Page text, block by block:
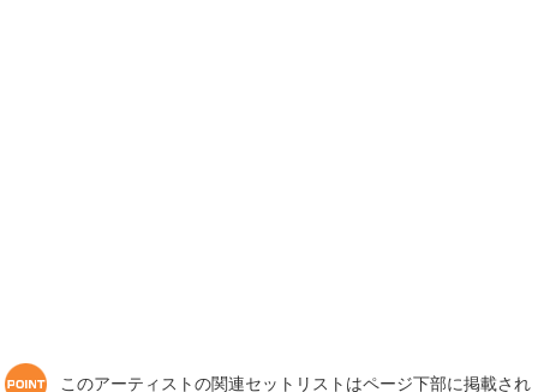
このアーティストの関連セットリストはページ下部に掲載され